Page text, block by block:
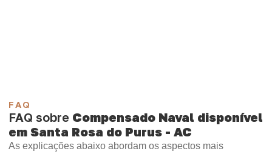
FAQ
FAQ sobre Compensado Naval disponível
em Santa Rosa do Purus - AC
As explicações abaixo abordam os aspectos mais